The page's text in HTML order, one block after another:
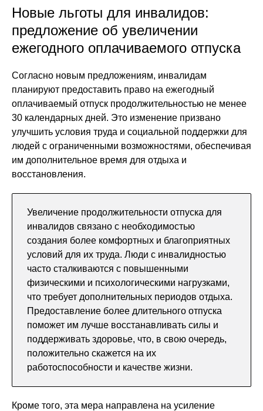
Новые льготы для инвалидов:
предложение об увеличении
ежегодного оплачиваемого отпуска
Согласно новым предложениям, инвалидам
планируют предоставить право на ежегодный
оплачиваемый отпуск продолжительностью не менее
30 календарных дней. Это изменение призвано
улучшить условия труда и социальной поддержки для
людей с ограниченными возможностями, обеспечивая
им дополнительное время для отдыха и
восстановления.
Увеличение продолжительности отпуска для
инвалидов связано с необходимостью
создания более комфортных и благоприятных
условий для их труда. Люди с инвалидностью
часто сталкиваются с повышенными
физическими и психологическими нагрузками,
что требует дополнительных периодов отдыха.
Предоставление более длительного отпуска
поможет им лучше восстанавливать силы и
поддерживать здоровье, что, в свою очередь,
положительно скажется на их
работоспособности и качестве жизни.
Кроме того, эта мера направлена на усиление